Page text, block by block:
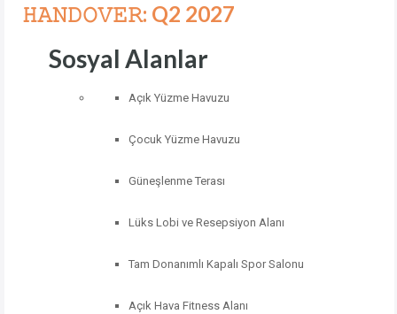
𝙷𝙰𝙽𝙳𝙾𝚅𝙴𝚁: Q2 2027
Sosyal Alanlar
Açık Yüzme Havuzu
Çocuk Yüzme Havuzu
Güneşlenme Terası
Lüks Lobi ve Resepsiyon Alanı
Tam Donanımlı Kapalı SporSalonu
Açık Hava Fitness Alanı